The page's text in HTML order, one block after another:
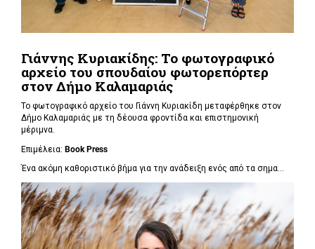
Γιάννης Κυριακίδης: Το φωτογραφικό
αρχείο του σπουδαίου φωτορεπόρτερ
στον Δήμο Καλαμαριάς
Το φωτογραφικό αρχείο του Γιάννη Κυριακίδη μεταφέρθηκε στον
Δήμο Καλαμαριάς με τη δέουσα φροντίδα και επιστημονική
μέριμνα.
Επιμέλεια: Book Press
Ένα ακόμη καθοριστικό βήμα για την ανάδειξη ενός από τα σημα...